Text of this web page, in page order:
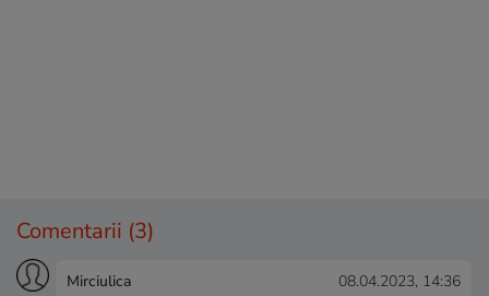
Comentarii (3)
Mirciulica 08.04.2023, 14:36